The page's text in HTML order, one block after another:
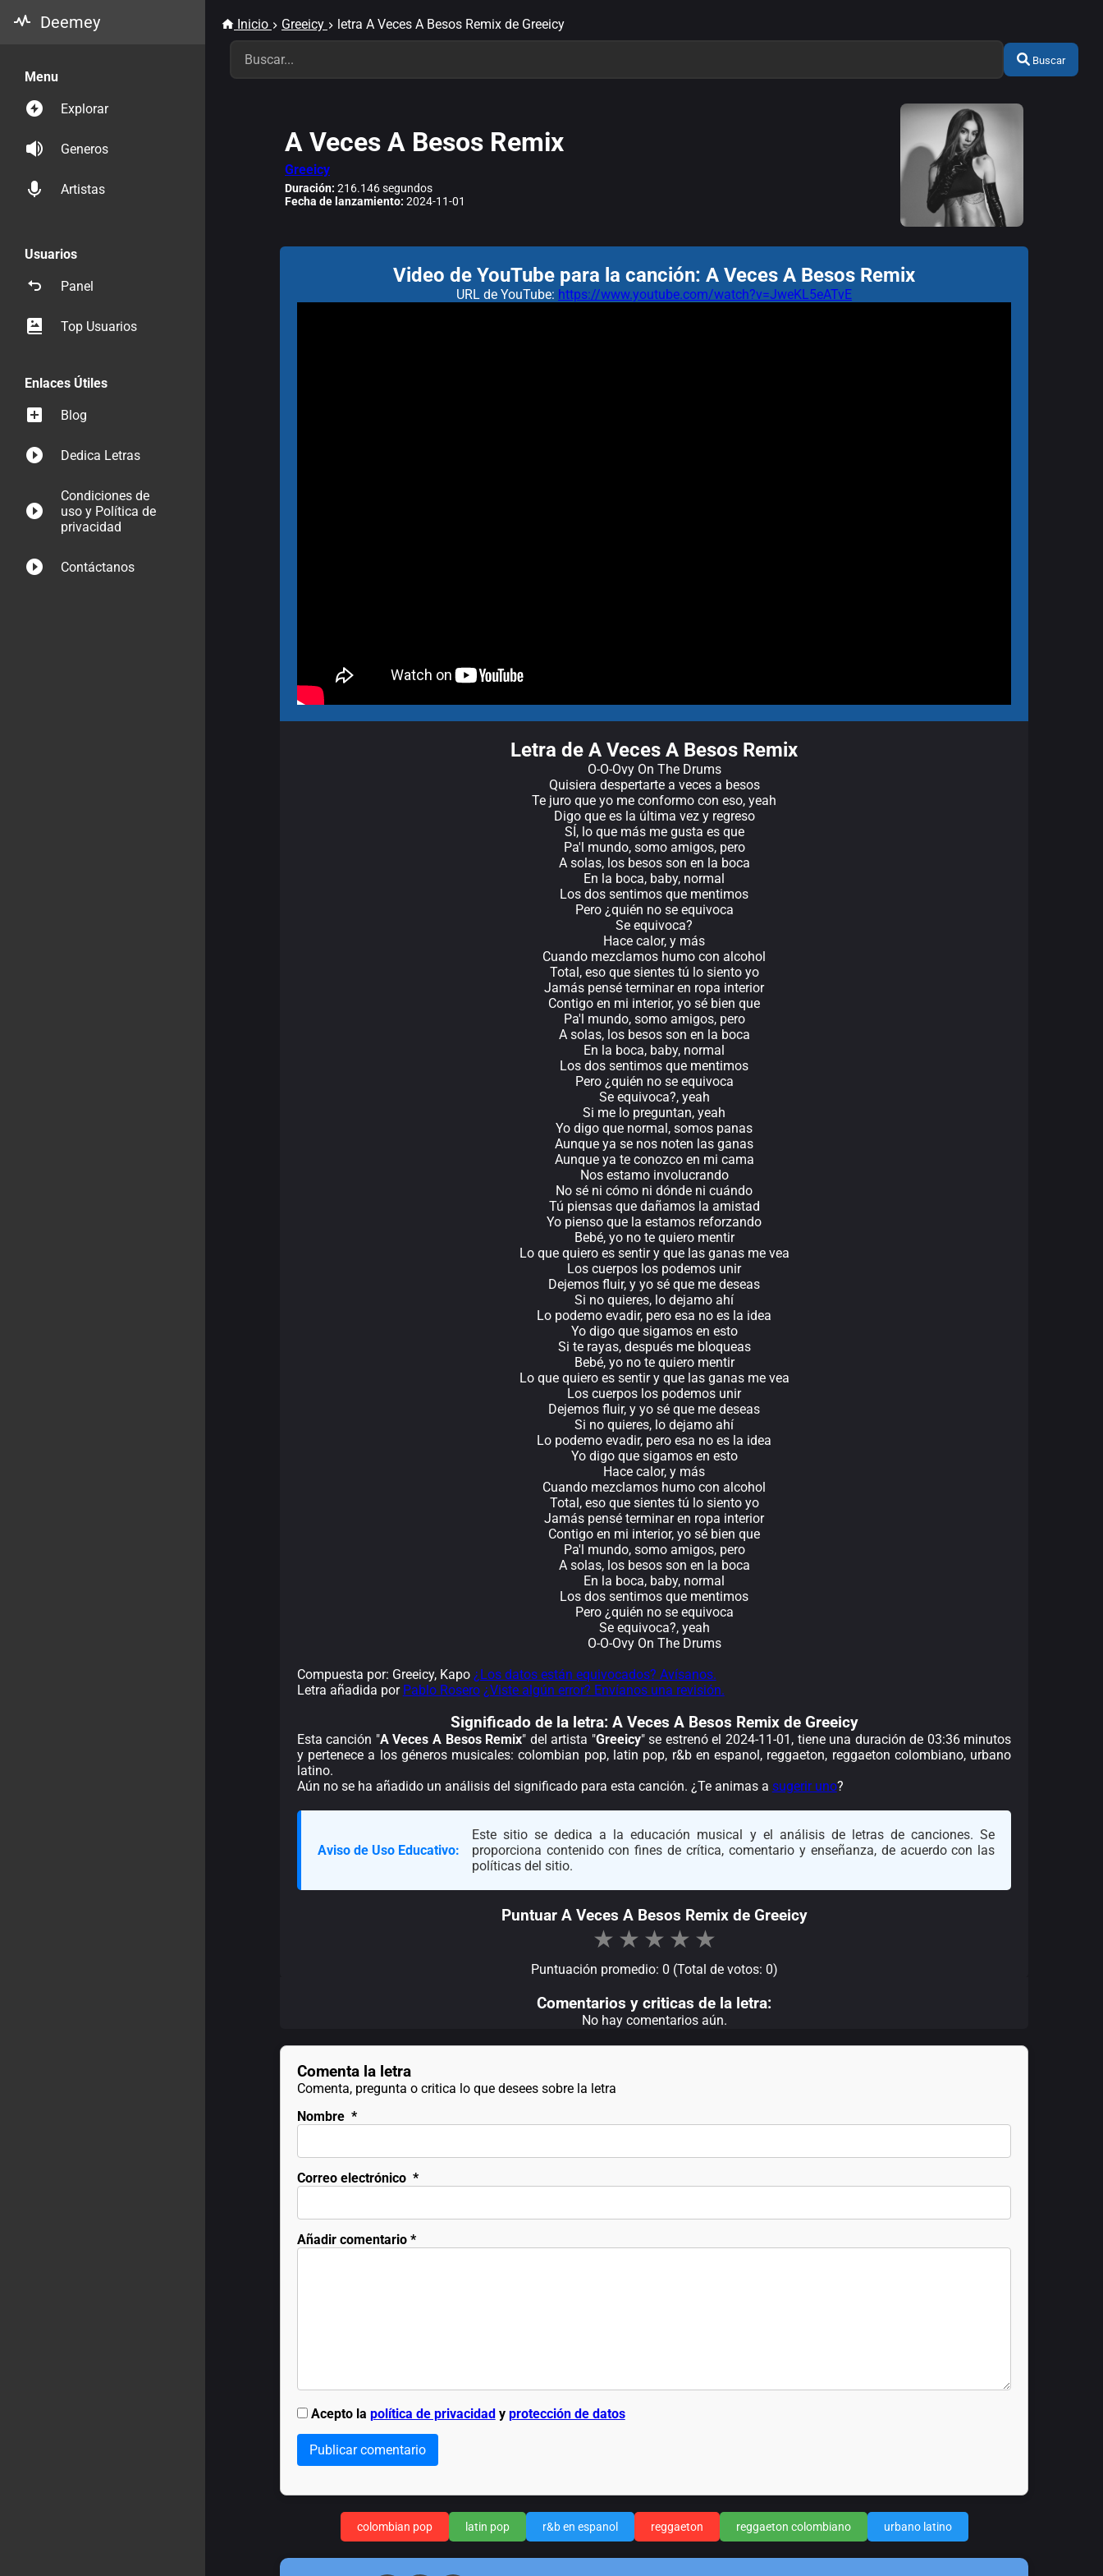
Deemey
Menu
Explorar
Generos
Artistas
Usuarios
Panel
Top Usuarios
Enlaces Útiles
Blog
Dedica Letras
Condiciones de
uso y Política de
privacidad
Contáctanos
Inicio Greeicy letra A Veces A Besos Remix de Greeicy
Buscar
A Veces A Besos Remix
Greeicy
Duración: 216.146 segundos
Fecha de lanzamiento: 2024-11-01
Video de YouTube para la canción: A Veces A Besos Remix
URL de YouTube: https://www.youtube.com/watch?v=JweKL5eATvE
Letra de A Veces A Besos Remix
O-O-Ovy On The Drums
Quisiera despertarte a veces a besos
Te juro que yo me conformo con eso, yeah
Digo que es la última vez y regreso
SÍ, lo que más me gusta es que
Pa'l mundo, somo amigos, pero
A solas, los besos son en la boca
En la boca, baby, normal
Los dos sentimos que mentimos
Pero ¿quién no se equivoca
Se equivoca?
Hace calor, y más
Cuando mezclamos humo con alcohol
Total, eso que sientes tú lo siento yo
Jamás pensé terminar en ropa interior
Contigo en mi interior, yo sé bien que
Pa'l mundo, somo amigos, pero
A solas, los besos son en la boca
En la boca, baby, normal
Los dos sentimos que mentimos
Pero ¿quién no se equivoca
Se equivoca?, yeah
Si me lo preguntan, yeah
Yo digo que normal, somos panas
Aunque ya se nos noten las ganas
Aunque ya te conozco en mi cama
Nos estamo involucrando
No sé ni cómo ni dónde ni cuándo
Tú piensas que dañamos la amistad
Yo pienso que la estamos reforzando
Bebé, yo no te quiero mentir
Lo que quiero es sentir y que las ganas me vea
Los cuerpos los podemos unir
Dejemos fluir, y yo sé que me deseas
Si no quieres, lo dejamo ahí
Lo podemo evadir, pero esa no es la idea
Yo digo que sigamos en esto
Si te rayas, después me bloqueas
Bebé, yo no te quiero mentir
Lo que quiero es sentir y que las ganas me vea
Los cuerpos los podemos unir
Dejemos fluir, y yo sé que me deseas
Si no quieres, lo dejamo ahí
Lo podemo evadir, pero esa no es la idea
Yo digo que sigamos en esto
Hace calor, y más
Cuando mezclamos humo con alcohol
Total, eso que sientes tú lo siento yo
Jamás pensé terminar en ropa interior
Contigo en mi interior, yo sé bien que
Pa'l mundo, somo amigos, pero
A solas, los besos son en la boca
En la boca, baby, normal
Los dos sentimos que mentimos
Pero ¿quién no se equivoca
Se equivoca?, yeah
O-O-Ovy On The Drums
Compuesta por: Greeicy, Kapo ¿Los datos están equivocados? Avísanos.
Letra añadida por Pablo Rosero ¿Viste algún error? Envíanos una revisión.
Significado de la letra: A Veces A Besos Remix de Greeicy
Esta canción "A Veces A Besos Remix" del artista "Greeicy" se estrenó el 2024-11-01, tiene una duración de 03:36 minutos
y pertenece a los géneros musicales: colombian pop, latin pop, r&b en espanol, reggaeton, reggaeton colombiano, urbano
latino.
Aún no se ha añadido un análisis del significado para esta canción. ¿Te animas a sugerir uno?
Aviso de Uso Educativo:
Este sitio se dedica a la educación musical y el análisis de letras de canciones. Se
proporciona contenido con fines de crítica, comentario y enseñanza, de acuerdo con las
políticas del sitio.
Puntuar A Veces A Besos Remix de Greeicy
★ ★ ★ ★ ★
Puntuación promedio: 0 (Total de votos: 0)
Comentarios y criticas de la letra:
No hay comentarios aún.
Comenta la letra
Comenta, pregunta o critica lo que desees sobre la letra
Nombre *
Correo electrónico *
Añadir comentario*
Acepto la política de privacidady protección de datos
Publicar comentario
colombian pop latin pop r&b en espanol reggaeton reggaeton colombiano urbano latino